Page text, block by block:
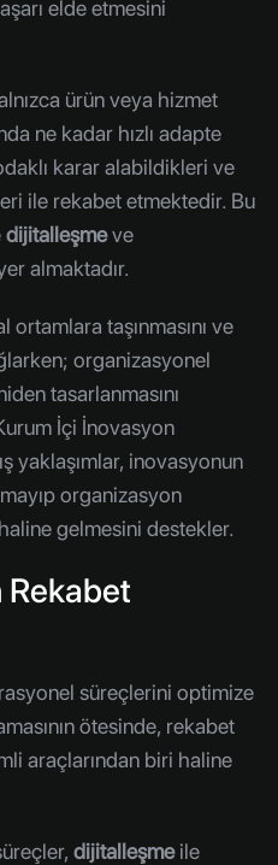
elde etmesini
ürün veya hizmet
ne kadar hızlı adapte
karar alabildikleri ve
ile rekabet etmektedir. Bu
dijitalleşmeve
almaktadır.
ortamlara taşınmasını ve
organizasyonel
tasarlanmasını
İçi İnovasyon
yaklaşımlar, inovasyonun
organizasyon
gelmesini destekler.
Rekabet
süreçlerini optimize
ötesinde, rekabet
araçlarından biri haline
dijitalleşmeile